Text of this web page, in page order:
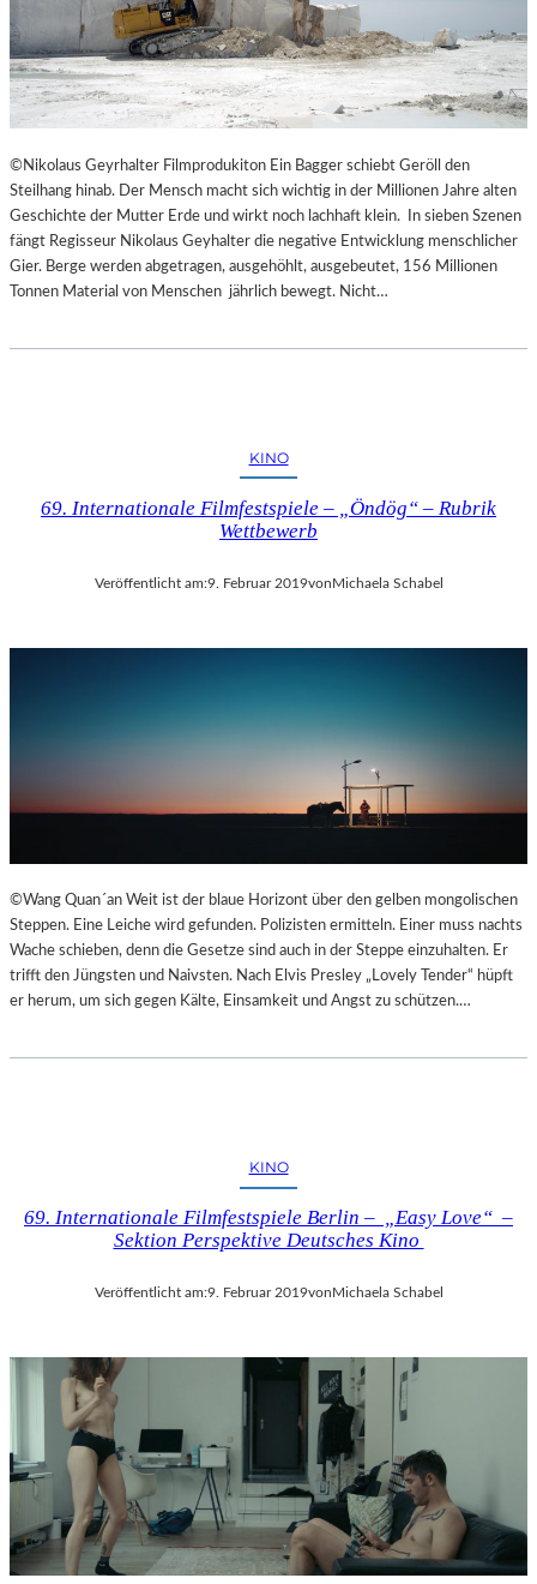
©Nikolaus Geyrhalter Filmprodukiton Ein Bagger schiebt Geröll den
Steilhang hinab. Der Mensch macht sich wichtig in der Millionen Jahre alten
Geschichte der Mutter Erde und wirkt noch lachhaft klein. In sieben Szenen
fängt Regisseur Nikolaus Geyhalter die negative Entwicklung menschlicher
Gier. Berge werden abgetragen, ausgehöhlt, ausgebeutet, 156 Millionen
Tonnen Material von Menschen jährlich bewegt. Nicht…
KINO
69. Internationale Filmfestspiele – „Öndög“ – Rubrik
Wettbewerb
Veröffentlicht am:9. Februar 2019vonMichaela Schabel
©Wang Quan´an Weit ist der blaue Horizont über den gelben mongolischen
Steppen. Eine Leiche wird gefunden. Polizisten ermitteln. Einer muss nachts
Wache schieben, denn die Gesetze sind auch in der Steppe einzuhalten. Er
trifft den Jüngsten und Naivsten. Nach Elvis Presley „Lovely Tender“ hüpft
er herum, um sich gegen Kälte, Einsamkeit und Angst zu schützen.…
KINO
69. Internationale Filmfestspiele Berlin – „Easy Love“ –
Sektion Perspektive Deutsches Kino
Veröffentlicht am:9. Februar 2019vonMichaela Schabel